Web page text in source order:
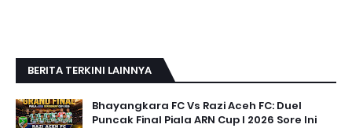
BERITA TERKINI LAINNYA
Bhayangkara FC Vs Razi Aceh FC: Duel
Puncak Final Piala ARN Cup I 2026 Sore Ini